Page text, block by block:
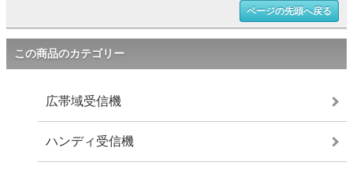
ページの先頭へ戻る
この商品のカテゴリー
広帯域受信機
ハンディ受信機